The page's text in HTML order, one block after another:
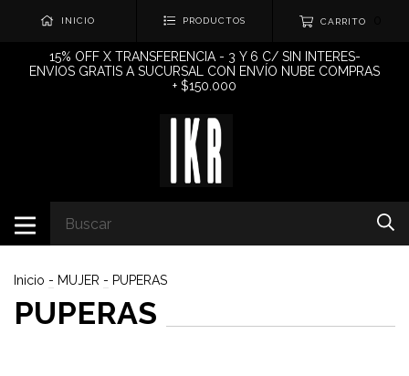
INICIO PRODUCTOS CARRITO
15% OFF X TRANSFERENCIA - 3 Y 6 C/ SIN INTERES-
ENVIOS GRATIS A SUCURSAL CON ENVÍO NUBE COMPRAS
+ $150.000
Inicio - MUJER - PUPERAS
PUPERAS